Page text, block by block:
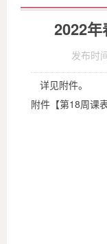
2022
发布时
详见附件。
附件【第18周课